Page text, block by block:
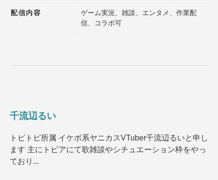
配信内容
ゲーム実況、雑談、エンタメ、作業配
信、コラボ可
千流辺るい
トピトピ所属 イケボ系ヤニカスVTuber千流辺るいと申し
ます 主にトピアにて歌雑談やシチュエーション枠をやっ
ており...